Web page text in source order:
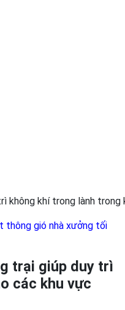
không khí trong lành trong
thông gió nhà xưởng tối
trại giúp duy trì
các khu vực